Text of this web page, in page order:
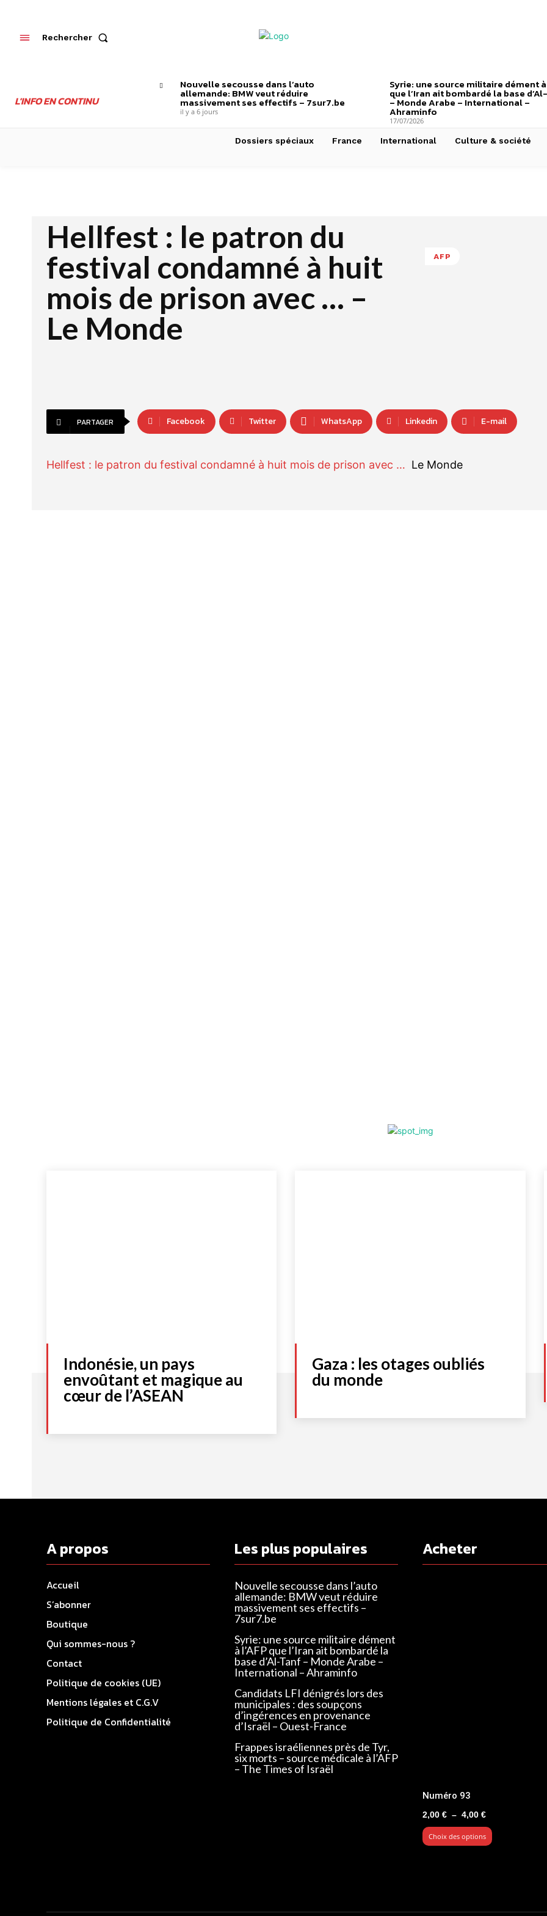
Rechercher
L'INFO EN CONTINU
Nouvelle secousse dans l’auto
allemande: BMW veut réduire
massivement ses effectifs – 7sur7.be
il y a 6 jours
Syrie: une source militaire dément à
que l’Iran ait bombardé la base
– Monde Arabe – International –
Ahraminfo
17/07/2026
Dossiers spéciaux France International Culture & société
Hellfest : le patron du
festival condamné à huit
mois de prison avec … –
Le Monde
AFP
PARTAGER Facebook Twitter WhatsApp Linkedin E-mail
Hellfest : le patron du festival condamné à huit mois de prison avec … Le Monde
Indonésie, un pays
envoûtant et magique au
cœur de l’ASEAN
Gaza : les otages oubliés
du monde
A propos
Accueil
S’abonner
Boutique
Qui sommes-nous ?
Contact
Politique de cookies (UE)
Mentions légales et C.G.V
Politique de Confidentialité
Les plus populaires
Nouvelle secousse dans l’auto
allemande: BMW veut réduire
massivement ses effectifs –
7sur7.be
Syrie: une source militaire dément
à l’AFP que l’Iran ait bombardé la
base d’Al-Tanf – Monde Arabe –
International – Ahraminfo
Candidats LFI dénigrés lors des
municipales : des soupçons
d’ingérences en provenance
d’Israël – Ouest-France
Frappes israéliennes près de Tyr,
six morts – source médicale à l’AFP
– The Times of Israël
Acheter
Numéro 93
2,00 € – 4,00 €Plage
de
prix :
Choix des options